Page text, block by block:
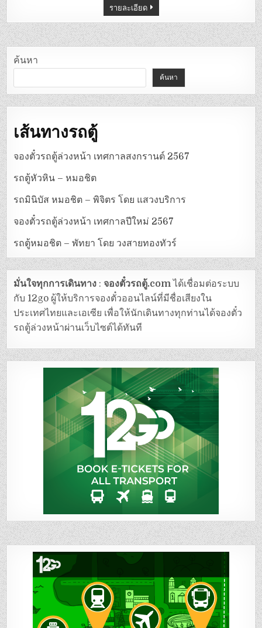
รายละเอียด
ค้นหา
ค้นหา
เส้นทางรถตู้
จองตั๋วรถตู้ล่วงหน้า เทศกาลสงกรานต์ 2567
รถตู้หัวหิน – หมอชิต
รถมินิบัส หมอชิต – พิจิตร โดย แสวงบริการ
จองตั๋วรถตู้ล่วงหน้า เทศกาลปีใหม่ 2567
รถตู้หมอชิต – พัทยา โดย วงสายทองทัวร์
มั่นใจทุกการเดินทาง :จองตั๋วรถตู้.comได้เชื่อมต่อระบบ
กับ 12go ผู้ให้บริการจองตั๋วออนไลน์ที่มีชื่อเสียงใน
ประเทศไทยและเอเซีย เพื่อให้นักเดินทางทุกท่านได้จองตั๋ว
รถตู้ล่วงหน้าผ่านเว็บไซต์ได้ทันที